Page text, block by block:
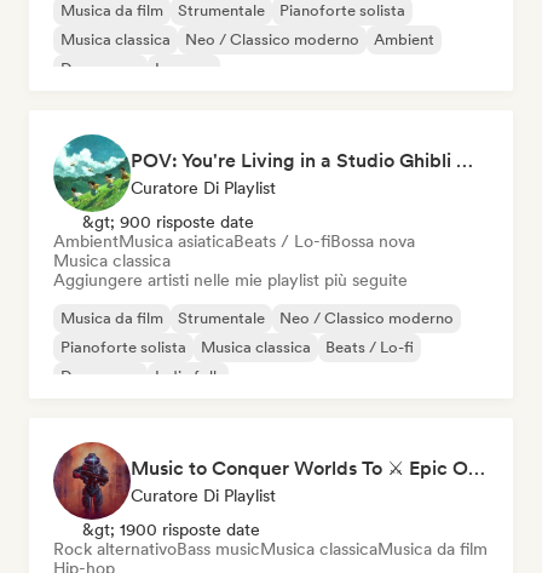
Musica da film Strumentale
Pianoforte solista
Musica classica
Neo / Classico moderno
Ambient
Dream pop
Iperpop
POV: You're Living in a Studio Ghibli Movie 🌱 Neo-Classical Piano & Dream Pop
Curatore Di Playlist
&gt; 900 risposte date
AmbientMusica asiaticaBeats / Lo-fiBossa nova
Musica classica
Aggiungere artisti nelle mie playlist più seguite
Musica da film Strumentale
Neo / Classico moderno
Pianoforte solista
Musica classica
Beats / Lo-fi
Dream pop
Indie folk
Music to Conquer Worlds To ⚔️ Epic Orchestral, Cinematic & Trailer Music
Curatore Di Playlist
&gt; 1900 risposte date
Rock alternativoBass musicMusica classicaMusica da film
Hip-hop